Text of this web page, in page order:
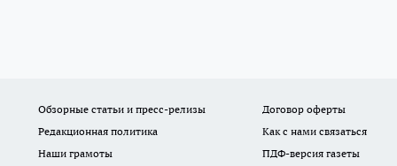
Обзорные статьи и пресс-релизы Договор оферты
Редакционная политика
Как с нами связаться
Наши грамоты
ПДФ-версия газеты